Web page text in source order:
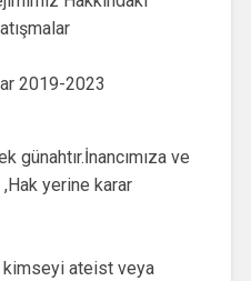
2019-2023
günahtır.İnancımıza ve
yerine karar
kimseyi ateist veya